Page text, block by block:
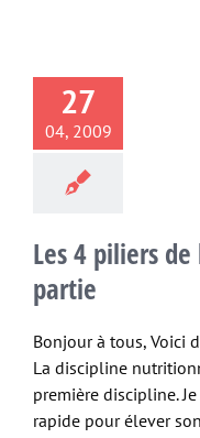
27
04, 2009
Les 4 piliers
partie
Bonjour à tous, Voici
La discipline
première discipline.
rapide pour élever